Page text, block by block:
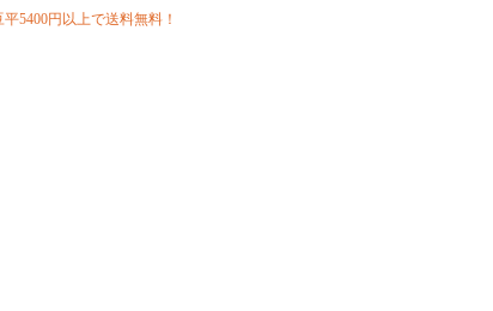
5400円以上で送料無料！